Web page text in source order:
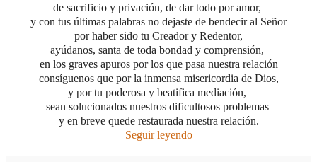
de sacrificio y privación, de dar todo por amor,
y con tus últimas palabras no dejaste de bendecir al Señor
por haber sido tu Creador y Redentor,
ayúdanos, santa de toda bondad y comprensión,
en los graves apuros por los que pasa nuestra relación
consíguenos que por la inmensa misericordia de Dios,
y por tu poderosa y beatifica mediación,
sean solucionados nuestros dificultosos problemas
y en breve quede restaurada nuestra relación.
Seguir leyendo